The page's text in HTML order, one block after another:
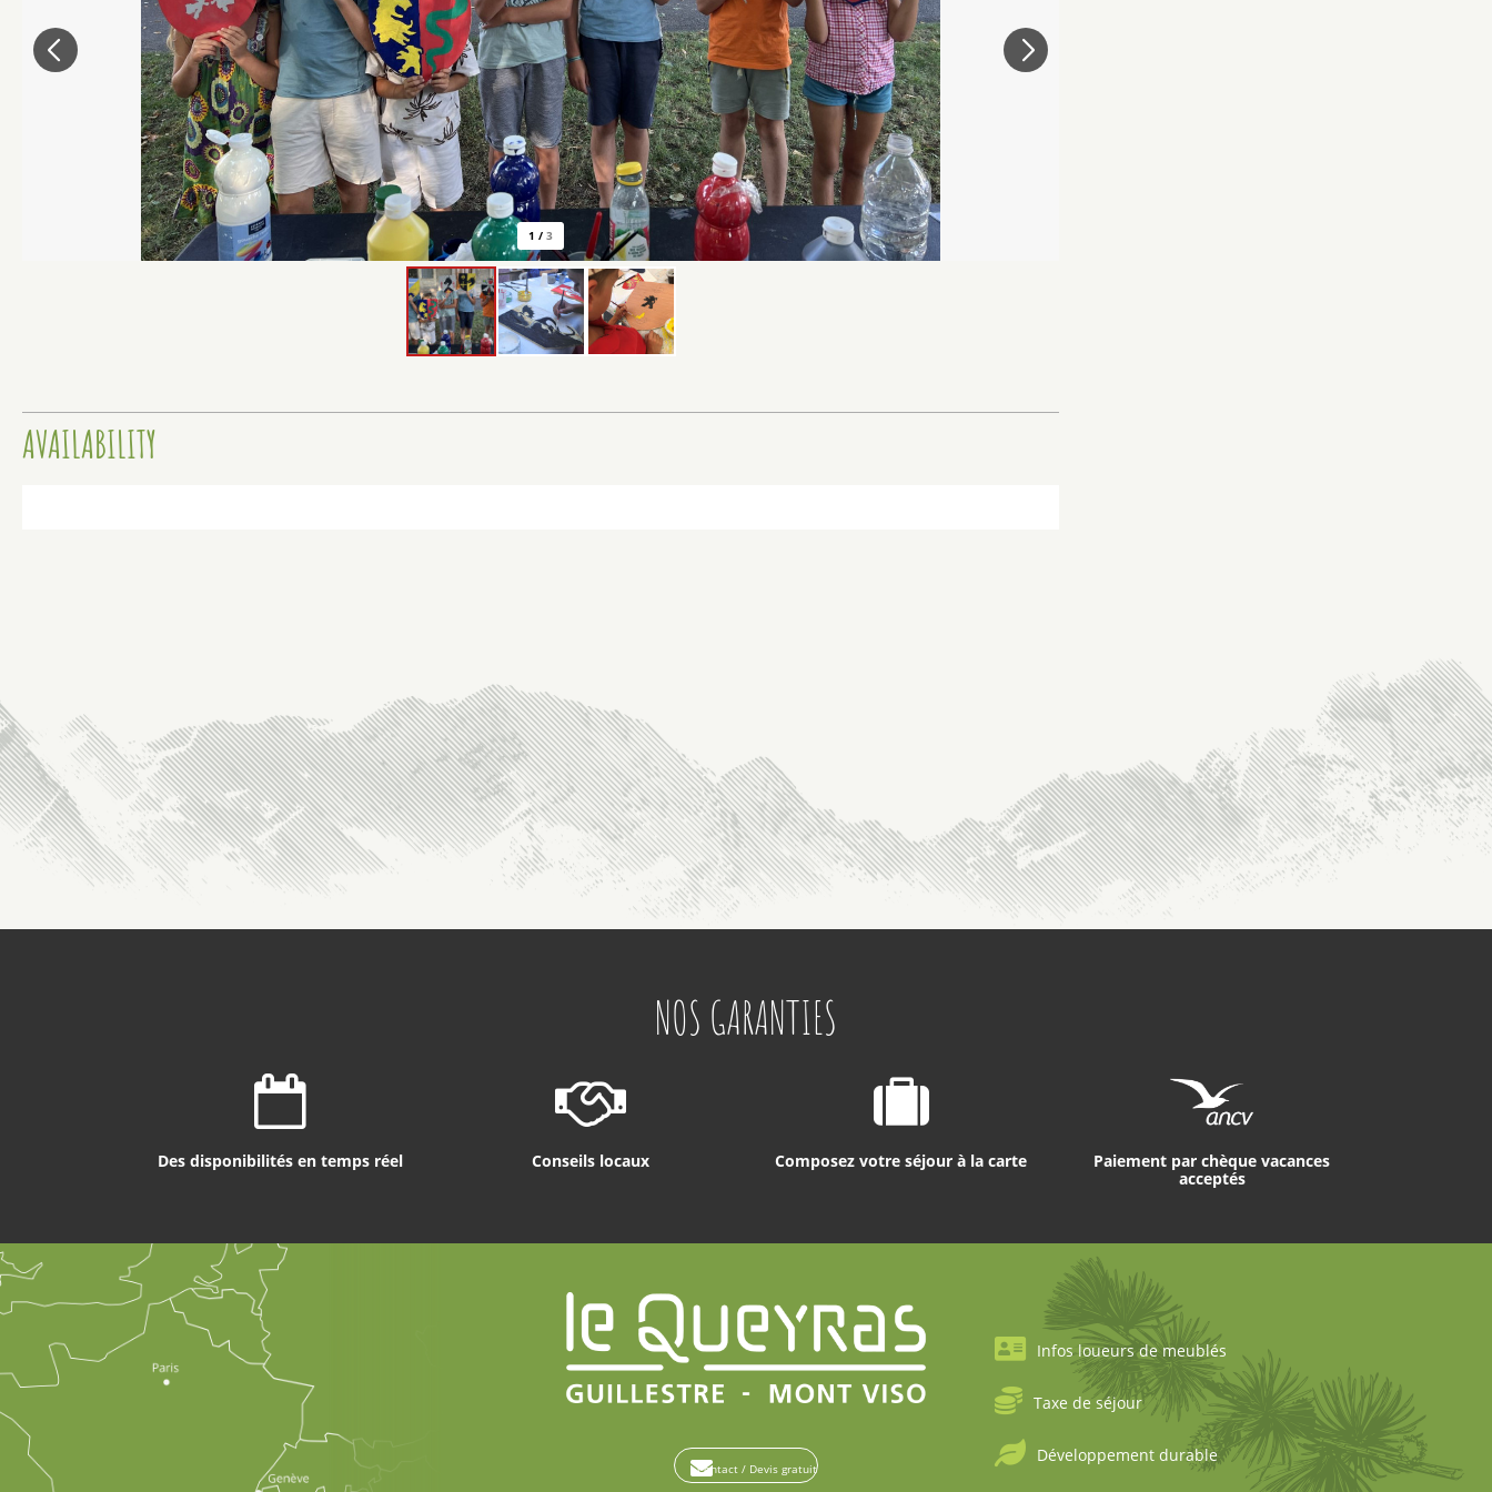
1 / 3
AVAILABILITY
NOS GARANTIES
Des disponibilités en temps réel Conseils locaux Composez votre séjour à la carte
Paiement par chèque vacances
acceptés
Contact / Devis gratuit
Infos loueurs de meublés
Taxe de séjour
Développement durable